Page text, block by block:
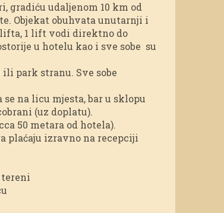
gradiću udaljenom 10 km od
Objekat obuhvata unutarnji i
lifta, 1 lift vodi direktno do
u hotelu kao i sve sobe su
park stranu. Sve sobe
na licu mjesta, bar u sklopu
(uz doplatu).
50 metara od hotela).
plaćaju izravno na recepciji
tereni